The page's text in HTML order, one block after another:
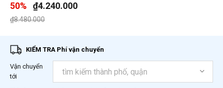
50%
₫4.240.000
Giá giảm xuống từ
₫8.480.000đến
KIỂM TRA Phí vận chuyển
Vận chuyển
tới